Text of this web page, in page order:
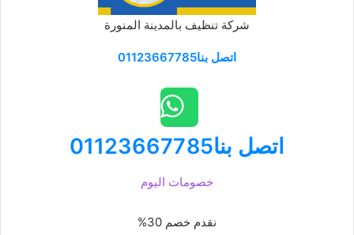
شركة تنظيف بالمدينة المنورة
اتصل بنا01123667785
اتصل بنا01123667785
خصومات اليوم
نقدم خصم 30%